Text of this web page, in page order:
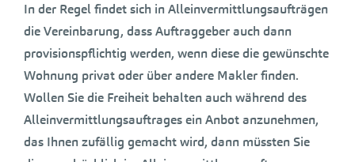
In der Regel findet sich in Alleinvermittlungsaufträgen
die Vereinbarung, dass Auftraggeber auch dann
provisionspflichtig werden, wenn diese die gewünschte
Wohnung privat oder über andere Makler finden.
Wollen Sie die Freiheit behalten auch während des
Alleinvermittlungsauftrages ein Anbot anzunehmen,
das Ihnen zufällig gemacht wird, dann müssten Sie